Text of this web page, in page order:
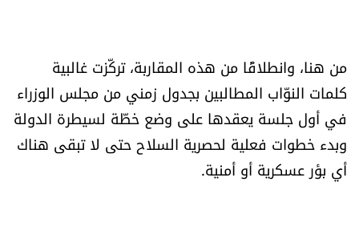
الصحافة الإسرائيلية
ثقافة وفنون
فصل من كتاب
من هنا، وانطلاقًا من هذه المقاربة، تركّزت غالبية
كلمات النوّاب المطالبين بجدول زمني من مجلس الوزراء
في أول جلسة يعقدها على وضع خطّة لسيطرة الدولة
وبدء خطوات فعلية لحصرية السلاح حتى لا تبقى هناك
أي بؤر عسكرية أو أمنية.